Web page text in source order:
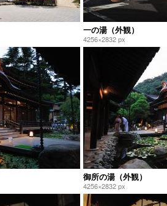
一の湯（外観）
4256×2832 px
御所の湯（外観）
4256×2832 px